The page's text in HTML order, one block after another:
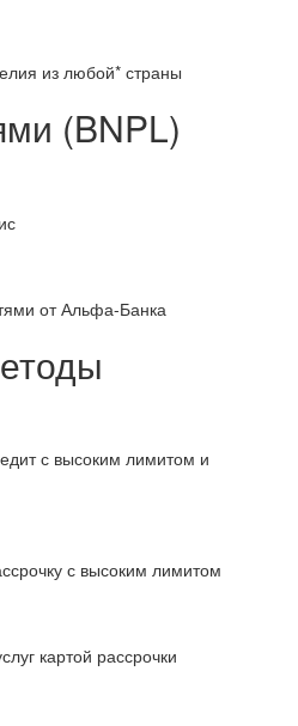
из любой* страны
(BNPL)
от Альфа-Банка
с высоким лимитом и
с высоким лимитом
картой рассрочки